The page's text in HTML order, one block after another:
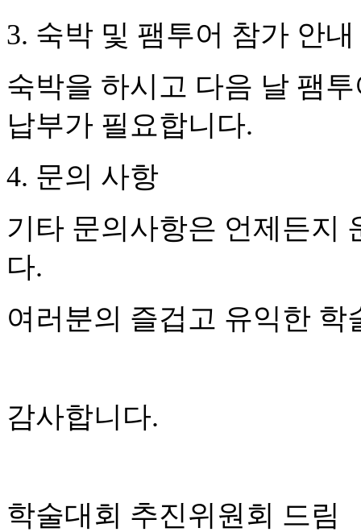
3. 숙박 및 팸투어 참가 안내
숙박을 하시고 다음 날 팸
납부가 필요합니다.
4. 문의 사항
기타 문의사항은 언제든지
다.
여러분의 즐겁고 유익한
감사합니다.
학술대회 추진위원회 드림